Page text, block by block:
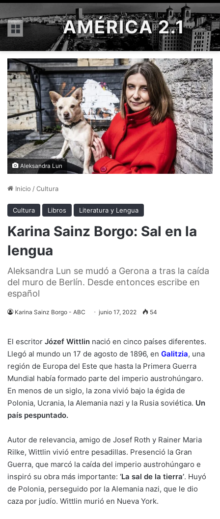
Menú AMÉRICA 2.1
Aleksandra Lun
Inicio /Cultura
Cultura Libros Literatura y Lengua
Karina Sainz Borgo: Sal en la
lengua
Aleksandra Lun se mudó a Gerona a tras la caída
del muro de Berlín. Desde entonces escribe en
español
Karina Sainz Borgo - ABC junio 17, 2022 54
El escritor Józef Wittlin nació en cinco países diferentes.
Llegó al mundo un 17 de agosto de 1896, en Galitzia, una
región de Europa del Este que hasta la Primera Guerra
Mundial había formado parte del imperio austrohúngaro.
En menos de un siglo, la zona vivió bajo la égida de
Polonia, Ucrania, la Alemania nazi y la Rusia soviética. Un
país pespuntado.
Autor de relevancia, amigo de Josef Roth y Rainer Maria
Rilke, Wittlin vivió entre pesadillas. Presenció la Gran
Guerra, que marcó la caída del imperio austrohúngaro e
inspiró su obra más importante: ‘La sal de la tierra’. Huyó
de Polonia, perseguido por la Alemania nazi, que le dio
caza por judío. Wittlin murió en Nueva York.